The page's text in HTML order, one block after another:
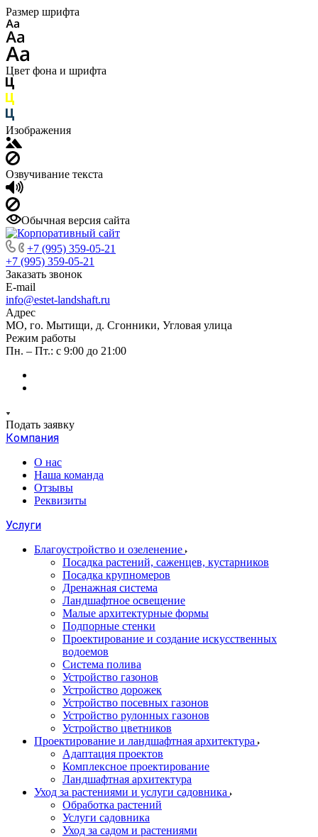
Размер шрифта
Цвет фона и шрифта
Изображения
Озвучивание текста
Обычная версия сайта
+7 (995) 359-05-21
+7 (995) 359-05-21
Заказать звонок
E-mail
info@estet-landshaft.ru
Адрес
МО, го. Мытищи, д. Сгонники, Угловая улица
Режим работы
Пн. – Пт.: с 9:00 до 21:00
Подать заявку
Компания
О нас
Наша команда
Отзывы
Реквизиты
Услуги
Благоустройство и озеленение
Посадка растений, саженцев, кустарников
Посадка крупномеров
Дренажная система
Ландшафтное освещение
Малые архитектурные формы
Подпорные стенки
Проектирование и создание искусственных
водоемов
Система полива
Устройство газонов
Устройство дорожек
Устройство посевных газонов
Устройство рулонных газонов
Устройство цветников
Проектирование и ландшафтная архитектура
Адаптация проектов
Комплексное проектирование
Ландшафтная архитектура
Уход за растениями и услуги садовника
Обработка растений
Услуги садовника
Уход за садом и растениями